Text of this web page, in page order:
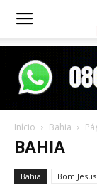
Notícias
Lapa
Início Bahia
BAHIA
Bahia Bom